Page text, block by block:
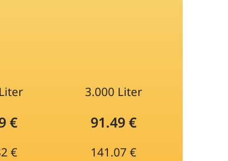
3.000 Liter
€ 91.49 €
€
141.07 €